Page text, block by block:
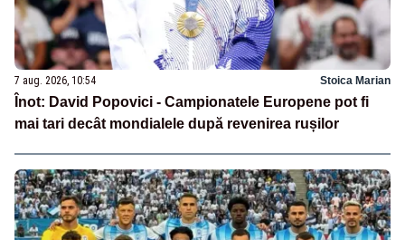
7 aug. 2026, 10:54 Stoica Marian
Înot: David Popovici - Campionatele Europene pot fi
mai tari decât mondialele după revenirea rușilor